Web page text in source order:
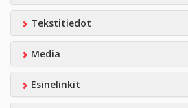
Tekstitiedot
Media
Esinelinkit